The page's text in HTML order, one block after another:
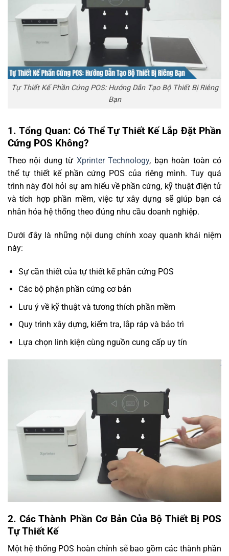
Tự Thiết Kế Phần Cứng POS: Hướng Dẫn Tạo Bộ Thiết Bị Riêng
Bạn
1. ‍Tổng Quan: Có Thể Tự Thiết Kế Lắp Đặt Phần
Cứng POS Không?
Theo nội dung từ Xprinter Technology, bạn hoàn toàn có
thể tự thiết kế phần cứng POS của riêng mình. Tuy quá
trình này đòi hỏi sự am hiểu về phần cứng, kỹ thuật điện tử
và tích hợp phần mềm, việc tự xây dựng sẽ giúp bạn cá
nhân hóa hệ thống theo đúng nhu cầu doanh nghiệp.
Dưới đây là những nội dung chính xoay quanh khái niệm
này:
Sự cần thiết của tự thiết kế phần cứng POS
Các bộ phận phần cứng cơ bản
Lưu ý về kỹ thuật và tương thích phần mềm
Quy trình xây dựng, kiểm tra, lắp ráp và bảo trì
Lựa chọn linh kiện cùng nguồn cung cấp uy tín
2. Các Thành Phần Cơ Bản Của Bộ Thiết Bị POS
Tự Thiết Kế
Một hệ thống POS hoàn chỉnh sẽ bao gồm các thành phần